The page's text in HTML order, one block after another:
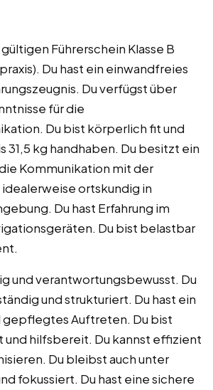
Führerschein Klasse B
Du hast ein einwandfreies
Du verfügst über
für die
Du bist körperlich fit und
31,5 kg handhaben. Du besitzt ein
Kommunikation mit der
ortskundig in
Du hast Erfahrung im
Du bist belastbar
und verantwortungsbewusst. Du
und strukturiert. Du hast ein
gepflegtes Auftreten. Du bist
hilfsbereit. Du kannst effizient
Du bleibst auch unter
fokussiert. Du hast eine sichere